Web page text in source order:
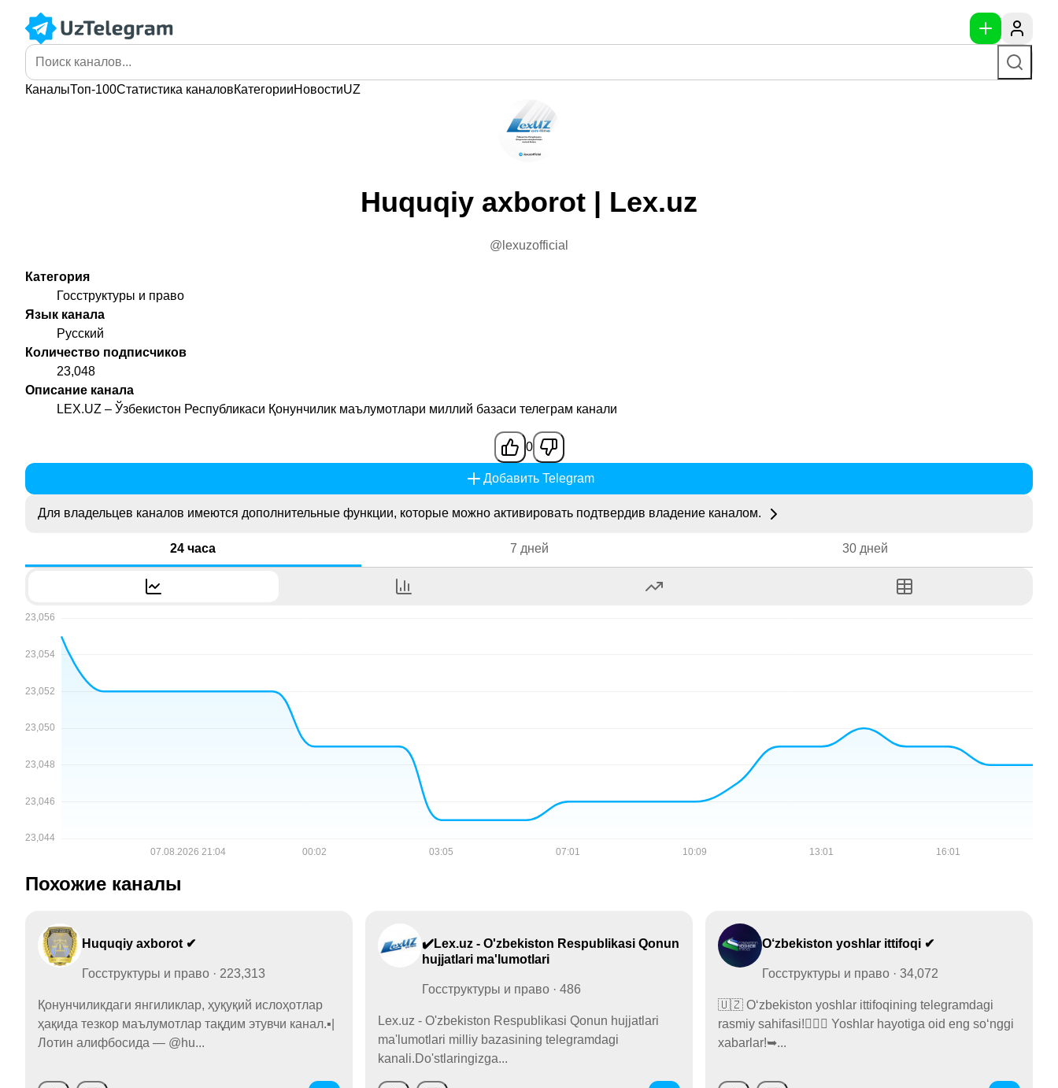
КаналыТоп-100Статистика каналовКатегорииНовостиUZ
Huquqiy axborot | Lex.uz
@lexuzofficial
Категория
Госструктуры и право
Язык канала
Русский
Количество подписчиков
23,048
Описание канала
LEX.UZ – Ўзбекистон Республикаси Қонунчилик маълумотлари миллий базаси телеграм канали
0
Добавить Telegram
Для владельцев каналов имеются дополнительные функции, которые можно активировать подтвердив владение каналом.
24 часа 7 дней 30 дней
Похожие каналы
Huquqiy axborot ✔
Госструктуры и право · 223,313
Қонунчиликдаги янгиликлар, ҳуқуқий ислоҳотлар
ҳақида тезкор маълумотлар тақдим этувчи канал.▪️|
Лотин алифбосида — @hu...
✔️Lex.uz - O'zbekiston Respublikasi Qonun
hujjatlari ma'lumotlari
Госструктуры и право · 486
Lex.uz - O'zbekiston Respublikasi Qonun hujjatlari
ma'lumotlari milliy bazasining telegramdagi
kanali.Do'stlaringizga...
O‘zbekiston yoshlar ittifoqi ✔
Госструктуры и право · 34,072
🇺🇿 O‘zbekiston yoshlar ittifoqining telegramdagi
rasmiy sahifasi!🙋🏻‍♂️ Yoshlar hayotiga oid eng so‘nggi
xabarlar!➥...